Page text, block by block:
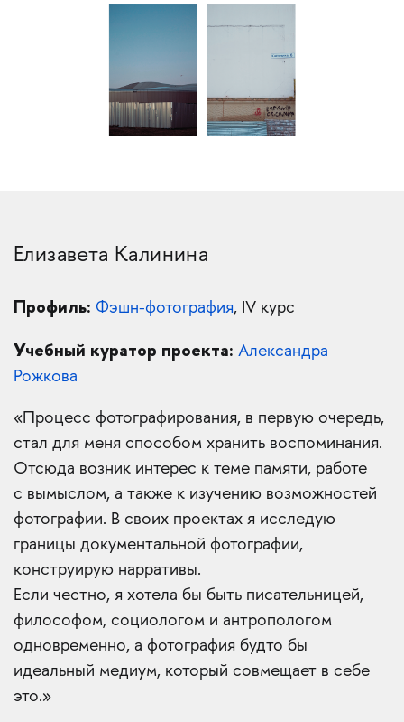
Елизавета Калинина
Профиль: Фэшн-фотография, IV курс
Учебный куратор проекта: Александра
Рожкова
«Процесс фотографирования, в первую очередь,
стал для меня способом хранить воспоминания.
Отсюда возник интерес к теме памяти, работе
с вымыслом, а также к изучению возможностей
фотографии. В своих проектах я исследую
границы документальной фотографии,
конструирую нарративы.
Если честно, я хотела бы быть писательницей,
философом, социологом и антропологом
одновременно, а фотография будто бы
идеальный медиум, который совмещает в себе
это.»